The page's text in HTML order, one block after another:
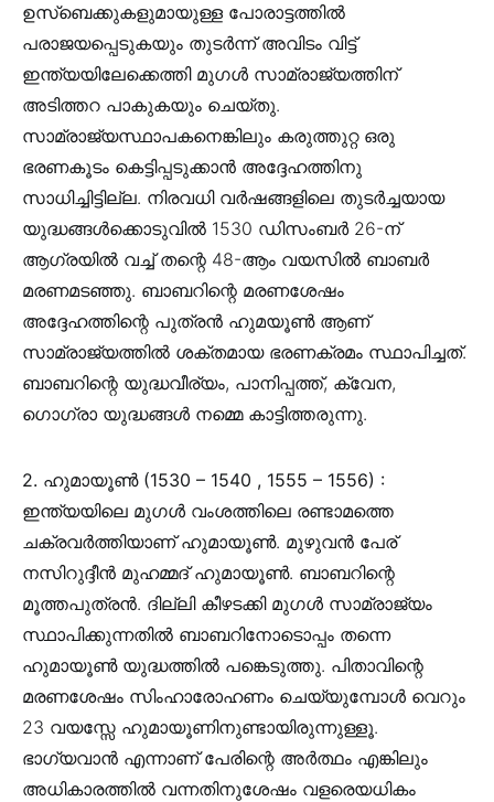
ഉസ്‌ബെക്കുകളുമായുള്ള പോരാട്ടത്തിൽ
പരാജയപ്പെടുകയും തുടർന്ന് അവിടം വിട്ട്
ഇന്ത്യയിലേക്കെത്തി മുഗൾ സാമ്രാജ്യത്തിന്
അടിത്തറ പാകുകയും ചെയ്തു.
സാമ്രാജ്യസ്ഥാപകനെങ്കിലും കരുത്തുറ്റ ഒരു
ഭരണകൂടം കെട്ടിപ്പടുക്കാൻ അദ്ദേഹത്തിനു
സാധിച്ചിട്ടില്ല. നിരവധി വർഷങ്ങളിലെ തുടർച്ചയായ
യുദ്ധങ്ങൾക്കൊടുവിൽ 1530 ഡിസംബർ 26-ന്
ആഗ്രയിൽ വച്ച് തന്റെ 48-ആം വയസിൽ ബാബർ
മരണമടഞ്ഞു. ബാബറിന്റെ മരണശേഷം
അദ്ദേഹത്തിന്റെ പുത്രൻ ഹുമയൂൺ ആണ്
സാമ്രാജ്യത്തിൽ ശക്തമായ ഭരണക്രമം സ്ഥാപിച്ചത്.
ബാബറിന്റെ യുദ്ധവീര്യം, പാനിപ്പത്ത്, ക്വേന,
ഗൊഗ്രാ യുദ്ധങ്ങൾ നമ്മെ കാട്ടിത്തരുന്നു.
2. ഹുമായൂൺ (1530 – 1540 , 1555 – 1556) :
ഇന്ത്യയിലെ മുഗൾ വംശത്തിലെ രണ്ടാമത്തെ
ചക്രവർത്തിയാണ് ഹുമായൂൺ. മുഴുവൻ പേര്
നസിറുദ്ദീൻ മുഹമ്മദ് ഹുമായൂൺ. ബാബറിന്റെ
മൂത്തപുത്രൻ. ദില്ലി കീഴടക്കി മുഗൾ സാമ്രാജ്യം
സ്ഥാപിക്കുന്നതിൽ ബാബറിനോടൊപ്പം തന്നെ
ഹുമായൂൺ യുദ്ധത്തിൽ പങ്കെടുത്തു. പിതാവിന്റെ
മരണശേഷം സിംഹാരോഹണം ചെയ്യുമ്പോൾ വെറും
23 വയസ്സേ ഹുമായൂണിനുണ്ടായിരുന്നുള്ളൂ.
ഭാഗ്യവാൻ എന്നാണ് പേരിന്റെ അർത്ഥം എങ്കിലും
അധികാരത്തിൽ വന്നതിനുശേഷം വളരെയധികം